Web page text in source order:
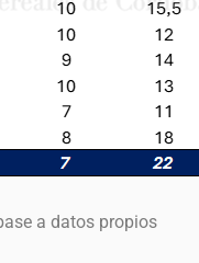
a datos propios